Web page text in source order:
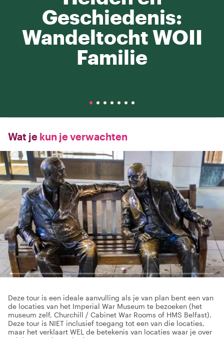
Geschiedenis:
Wandeltocht WOII
Familie
Wat je kun je verwachten
Deze tour is een ideale aanvulling als je van plan bent een van
de locaties van het Imperial War Museum te bezoeken (het
museum zelf, Churchill / Cabinet War Rooms of HMS Belfast).
Deze tour is NIET inclusief toegang tot een van die locaties,
maar het verklaart WEL de betekenis van locaties waar je over